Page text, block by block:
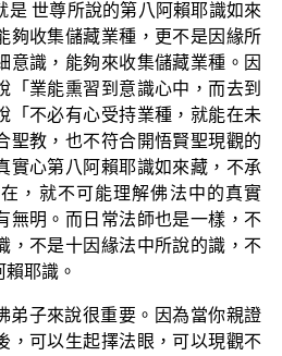
是 世尊所說的第八阿賴耶識如來
夠收集儲藏業種，更不是因緣所
意識，能夠來收集儲藏業種。因
「業能熏習到意識心中，而去到
「不必有心受持業種，就能在未
聖教，也不符合開悟賢聖現觀的
實心第八阿賴耶識如來藏，不承
，就不可能理解佛法中的真實
無明。而日常法師也是一樣，不
，不是十因緣法中所說的識，不
耶識。
弟子來說很重要。因為當你親證
，可以生起擇法眼，可以現觀不